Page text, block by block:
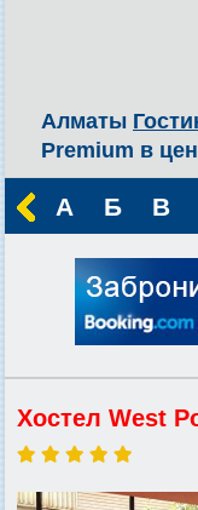
Алматы
Premium в
А Б В
Хостел West